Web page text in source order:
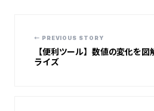
← PREVIOUS STORY
【便利ツール】数値の変化を
ライズ